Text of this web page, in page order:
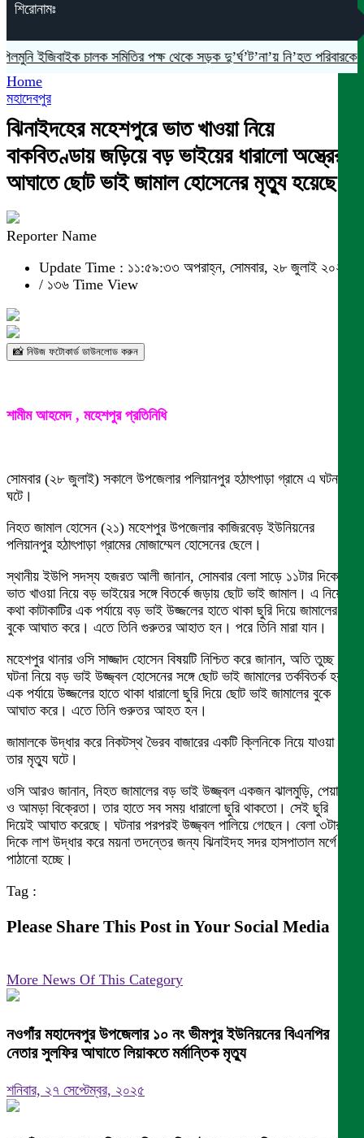
শিরোনামঃ
ইজিবাইক চালক সমিতির পক্ষ থেকে সড়ক দু’র্ঘ’ট’না’য় নি’হত পরিবারকে
Home
মহাদেবপুর
ঝিনাইদহের মহেশপুরে ভাত খাওয়া নিয়ে
বাকবিতণ্ডায় জড়িয়ে বড় ভাইয়ের ধারালো অস্ত্রের
আঘাতে ছোট ভাই জামাল হোসেনের মৃত্যু হয়েছে।
Reporter Name
Update Time : ১১:৫৯:৩৩ অপরাহ্ন, সোমবার, ২৮ জুলাই ২০২৫
/ ১৩৬ Time View
📸 নিউজ ফটোকার্ড ডাউনলোড করুন
শামীম আহমেদ , মহেশপুর প্রতিনিধি
সোমবার (২৮ জুলাই) সকালে উপজেলার পলিয়ানপুর হঠাৎপাড়া গ্রামে এ ঘটনা
ঘটে।
নিহত জামাল হোসেন (২১) মহেশপুর উপজেলার কাজিরবেড় ইউনিয়নের
পলিয়ানপুর হঠাৎপাড়া গ্রামের মোজাম্মেল হোসেনের ছেলে।
স্থানীয় ইউপি সদস্য হজরত আলী জানান, সোমবার বেলা সাড়ে ১১টার দিকে
ভাত খাওয়া নিয়ে বড় ভাইয়ের সঙ্গে বিতর্কে জড়ায় ছোট ভাই জামাল। এ নিয়ে
কথা কাটাকাটির এক পর্যায়ে বড় ভাই উজ্জলের হাতে থাকা ছুরি দিয়ে জামালের
বুকে আঘাত করে। এতে তিনি গুরুতর আহাত হন। পরে তিনি মারা যান।
মহেশপুর থানার ওসি সাজ্জাদ হোসেন বিষয়টি নিশ্চিত করে জানান, অতি তুচ্ছ
ঘটনা নিয়ে বড় ভাই উজ্জ্বল হোসেনের সঙ্গে ছোট ভাই জামালের তর্কবিতর্ক হয়।
এক পর্যায়ে উজ্জলের হাতে থাকা ধারালো ছুরি দিয়ে ছোট ভাই জামালের বুকে
আঘাত করে। এতে তিনি গুরুতর আহত হন।
জামালকে উদ্ধার করে নিকটস্থ ভৈরব বাজারের একটি ক্লিনিকে নিয়ে যাওয়া হলে
তার মৃত্যু ঘটে।
ওসি আরও জানান, নিহত জামালের বড় ভাই উজ্জ্বল একজন ঝালমুড়ি, পেয়ারা
ও আমড়া বিক্রেতা। তার হাতে সব সময় ধারালো ছুরি থাকতো। সেই ছুরি
দিয়েই আঘাত করেছে। ঘটনার পরপরই উজ্জ্বল পালিয়ে গেছেন। বেলা ৩টার
দিকে লাশ উদ্ধার করে ময়না তদন্তের জন্য ঝিনাইদহ সদর হাসপাতাল মর্গে
পাঠানো হচ্ছে।
Tag :
Please Share This Post in Your Social Media
More News Of This Category
নওগাঁর মহাদেবপুর উপজেলার ১০ নং ভীমপুর ইউনিয়নের বিএনপির
নেতার সুলফির আঘাতে লিয়াকতে মর্মান্তিক মৃত্যু
শনিবার, ২৭ সেপ্টেম্বর, ২০২৫